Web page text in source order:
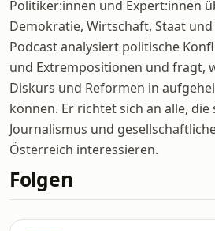
Politiker:innen und Expert:innen
Demokratie, Wirtschaft, Staat
Podcast analysiert politische
und Extrempositionen und fragt,
Diskurs und Reformen in
können. Er richtet sich an alle,
Journalismus und
Österreich interessieren.
Folgen